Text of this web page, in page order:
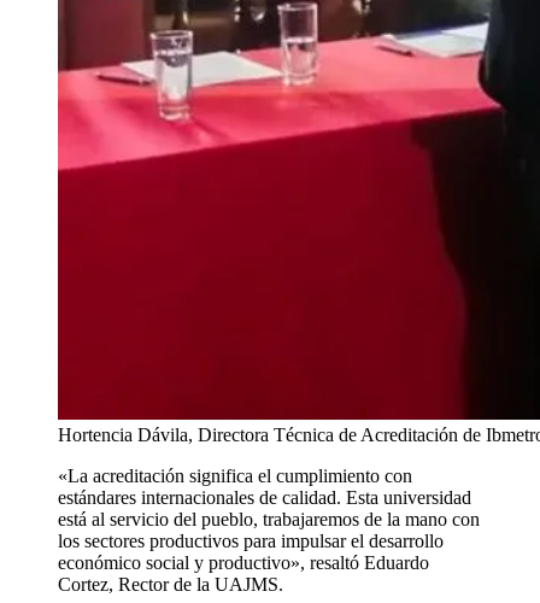
Hortencia Dávila, Directora Técnica de Acreditación de
«La acreditación significa el cumplimiento con
estándares internacionales de calidad. Esta universidad
está al servicio del pueblo, trabajaremos de la mano con
los sectores productivos para impulsar el desarrollo
económico social y productivo», resaltó Eduardo
Cortez, Rector de la UAJMS.